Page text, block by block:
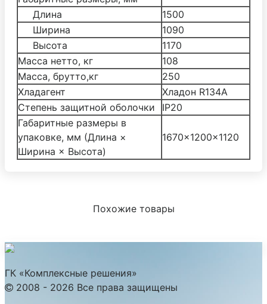
Длина
1500
Ширина
1090
Высота
1170
Масса нетто, кг
108
Масса, брутто,кг
250
Хладагент
Хладон R134А
Степень защитной оболочки
IP20
Габаритные размеры в
упаковке, мм (Длина ×
Ширина × Высота)
1670×1200×1120
Похожие товары
ГК «Комплексные решения»
2008 - 2026 Все права защищены